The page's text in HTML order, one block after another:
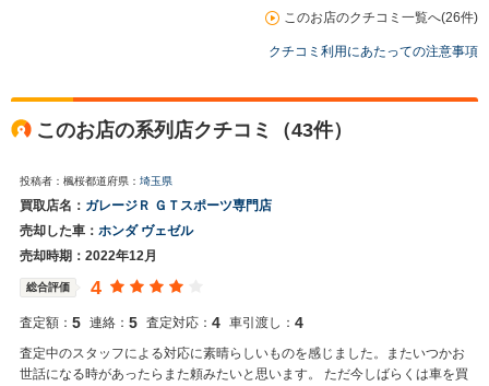
このお店のクチコミ一覧へ(26件)
クチコミ利用にあたっての注意事項
このお店の系列店クチコミ（43件）
投稿者：楓桜都道府県： 埼玉県
買取店名： ガレージＲ ＧＴスポーツ専門店
売却した車： ホンダ ヴェゼル
売却時期：2022年12月
総合評価 4
査定額： 5 連絡： 5 査定対応： 4 車引渡し： 4
査定中のスタッフによる対応に素晴らしいものを感じました。またいつかお
世話になる時があったらまた頼みたいと思います。 ただ今しばらくは車を買